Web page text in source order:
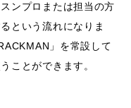
ンプロまたは担当の方
という流れになりま
」を常設して
ことができます。